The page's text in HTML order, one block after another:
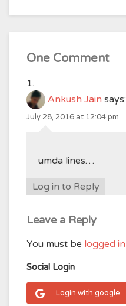
One Comment
Ankush Jain says:
July 28, 2016 at 12:04 pm
umda lines…
Log in to Reply
Leave a Reply
You must be logged in
Social Login
Login with google